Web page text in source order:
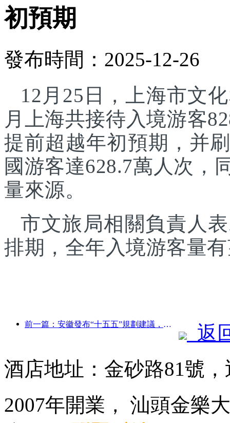
初預期
發布時間：2025-12-26
12月25日，上海市文
月上海共接待入境游客
提前超越年初預期，并
國游客達628.7萬人次，
量來源。
市文旅局相關負責人
排期，全年入境游客量
前一篇：安徽發布“十五五”規劃建議，把文化旅游業打造成為支柱產業
返
酒店地址：金砂路81號
2007年開業， 汕頭金樂